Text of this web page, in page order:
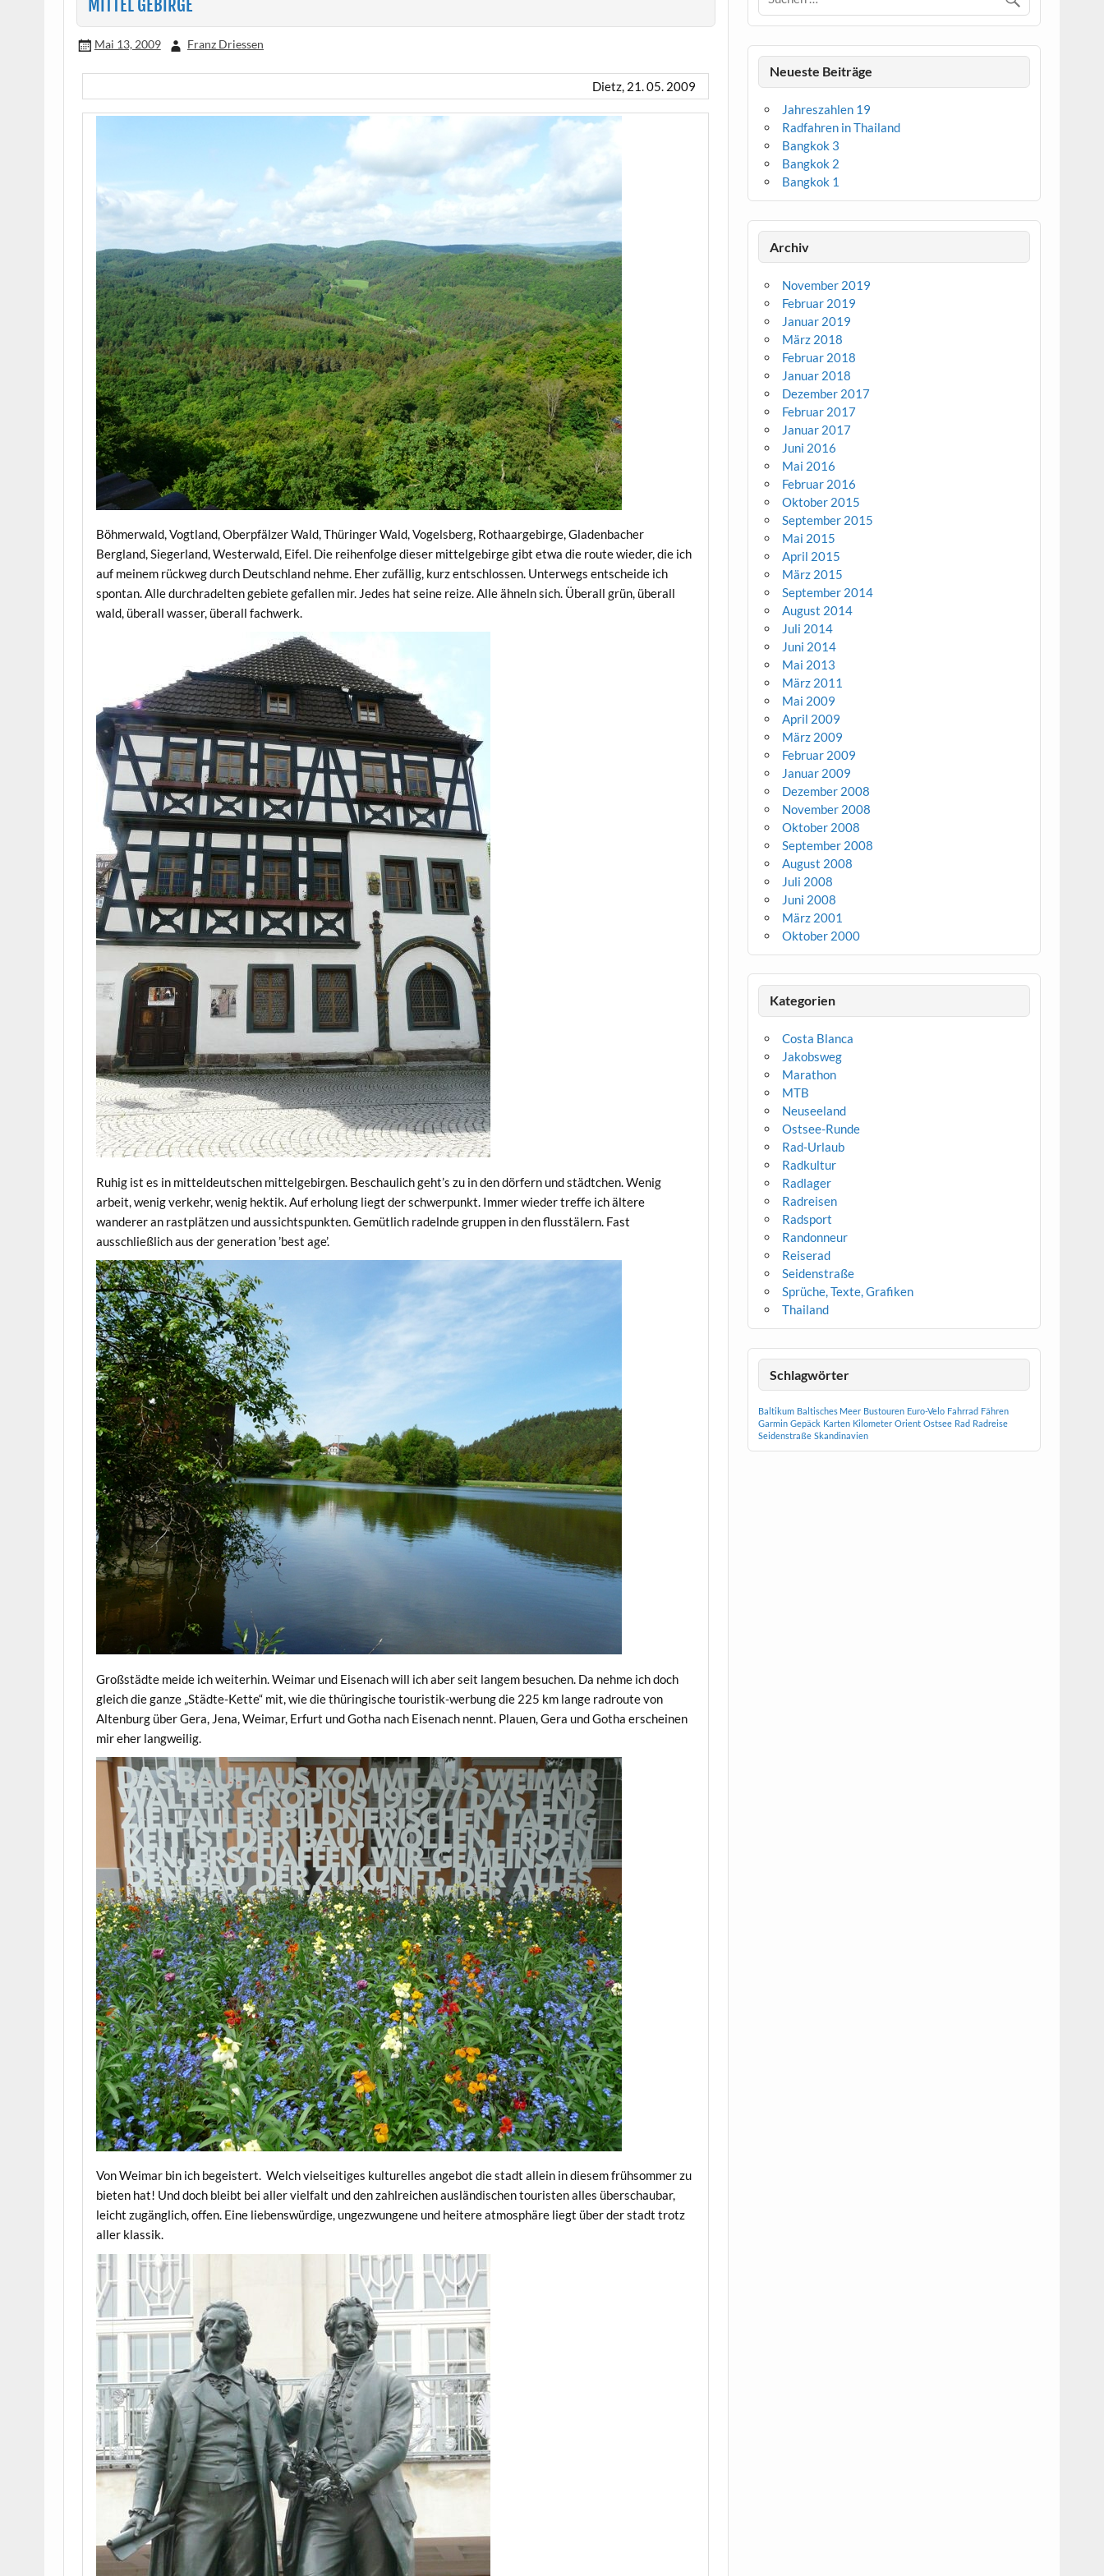
MITTEL GEBIRGE
Mai 13, 2009 Franz Driessen
Dietz, 21. 05. 2009
Böhmerwald, Vogtland, Oberpfälzer Wald, Thüringer Wald, Vogelsberg, Rothaargebirge, Gladenbacher
Bergland, Siegerland, Westerwald, Eifel. Die reihenfolge dieser mittelgebirge gibt etwa die route wieder, die ich
auf meinem rückweg durch Deutschland nehme. Eher zufällig, kurz entschlossen. Unterwegs entscheide ich
spontan. Alle durchradelten gebiete gefallen mir. Jedes hat seine reize. Alle ähneln sich. Überall grün, überall
wald, überall wasser, überall fachwerk.
Ruhig ist es in mitteldeutschen mittelgebirgen. Beschaulich geht’s zu in den dörfern und städtchen. Wenig
arbeit, wenig verkehr, wenig hektik. Auf erholung liegt der schwerpunkt. Immer wieder treffe ich ältere
wanderer an rastplätzen und aussichtspunkten. Gemütlich radelnde gruppen in den flusstälern. Fast
ausschließlich aus der generation ’best age’.
Großstädte meide ich weiterhin. Weimar und Eisenach will ich aber seit langem besuchen. Da nehme ich doch
gleich die ganze „Städte-Kette“ mit, wie die thüringische touristik-werbung die 225 km lange radroute von
Altenburg über Gera, Jena, Weimar, Erfurt und Gotha nach Eisenach nennt. Plauen, Gera und Gotha erscheinen
mir eher langweilig.
Von Weimar bin ich begeistert. Welch vielseitiges kulturelles angebot die stadt allein in diesem frühsommer zu
bieten hat! Und doch bleibt bei aller vielfalt und den zahlreichen ausländischen touristen alles überschaubar,
leicht zugänglich, offen. Eine liebenswürdige, ungezwungene und heitere atmosphäre liegt über der stadt trotz
aller klassik.
Neueste Beiträge
Jahreszahlen 19
Radfahren in Thailand
Bangkok 3
Bangkok 2
Bangkok 1
Archiv
November 2019
Februar 2019
Januar 2019
März 2018
Februar 2018
Januar 2018
Dezember 2017
Februar 2017
Januar 2017
Juni 2016
Mai 2016
Februar 2016
Oktober 2015
September 2015
Mai 2015
April 2015
März 2015
September 2014
August 2014
Juli 2014
Juni 2014
Mai 2013
März 2011
Mai 2009
April 2009
März 2009
Februar 2009
Januar 2009
Dezember 2008
November 2008
Oktober 2008
September 2008
August 2008
Juli 2008
Juni 2008
März 2001
Oktober 2000
Kategorien
Costa Blanca
Jakobsweg
Marathon
MTB
Neuseeland
Ostsee-Runde
Rad-Urlaub
Radkultur
Radlager
Radreisen
Radsport
Randonneur
Reiserad
Seidenstraße
Sprüche, Texte, Grafiken
Thailand
Schlagwörter
Baltikum Baltisches Meer Bustouren Euro-Velo Fahrrad Fähren
Garmin Gepäck Karten Kilometer Orient Ostsee Rad Radreise
Seidenstraße Skandinavien